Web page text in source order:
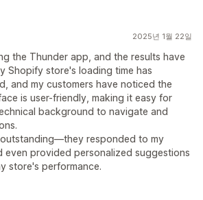
2025년 1월 22일
the Thunder app, and the results have
Shopify store's loading time has
and my customers have noticed the
is user-friendly, making it easy for
background to navigate and
responded to my
even provided personalized suggestions
store's performance.